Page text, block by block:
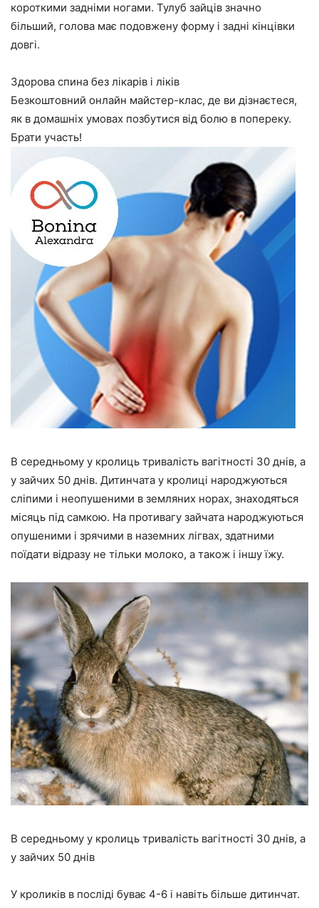
короткими задніми ногами. Тулуб зайців значно
більший, голова має подовжену форму і задні кінцівки
довгі.
Здорова спина без лікарів і ліків
Безкоштовний онлайн майстер-клас, де ви дізнаєтеся,
як в домашніх умовах позбутися від болю в попереку.
Брати участь!
В середньому у кролиць тривалість вагітності 30 днів, а
у зайчих 50 днів. Дитинчата у кролиці народжуються
сліпими і неопушеними в земляних норах, знаходяться
місяць під самкою. На противагу зайчата народжуються
опушеними і зрячими в наземних лігвах, здатними
поїдати відразу не тільки молоко, а також і іншу їжу.
В середньому у кролиць тривалість вагітності 30 днів, а
у зайчих 50 днів
У кроликів в посліді буває 4-6 і навіть більше дитинчат.